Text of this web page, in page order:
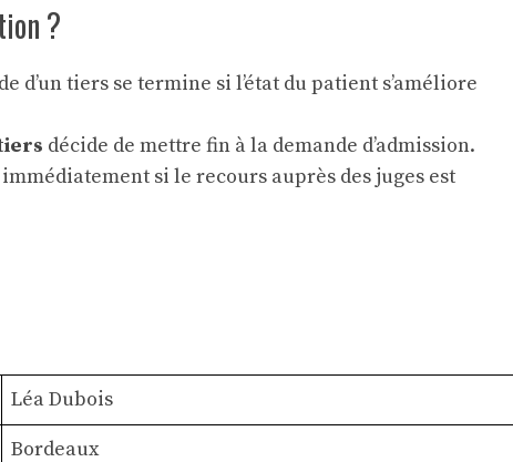
?
d’un tiers se termine si l’état du patient s’améliore
décide de mettre fin à la demande d’admission.
si le recours auprès des juges est
Léa Dubois
Bordeaux